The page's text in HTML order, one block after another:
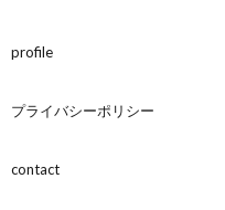
profile
プライバシーポリシー
contact